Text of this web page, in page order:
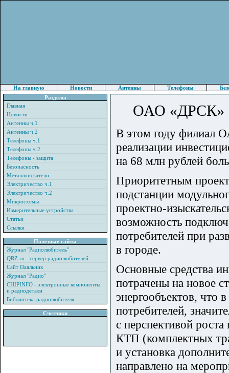
На главную Новости Антенны Телефоны
Разделы
Главная
Новости
Антенны ч.1
Антенны ч.2
Телефоны ч.1
Телефоны ч.2
Телефоны - защита
Безопасность
Металлоискатели
Электричество ч.1
Электричество ч.2
Микросхемы
Измерительные устройства
Статьи
Ссылки
Полезные сайты
Журнал "Радиолюбитель"
QRZ.ru - сервер радиолюбителей
Сайт Паяльник
Журнал "Радио"
CHIPINFO - электронные компоненты
и радиодетали
Библиотека радиолюбителя
Счетчики
ОАО «ДРСК»
В этом году филиал
реализации
на 68 млн рублей
Приоритетным
подстанции
проектно-
возможность
потребителей при
в городе.
Основные средства
потрачены на новое
энергообъектов, что
потребителей,
с перспективой
КТП (комплектных
и установка
направлено на